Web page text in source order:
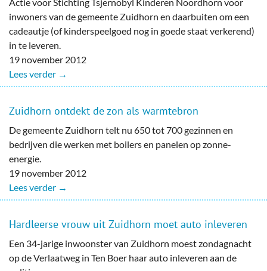
inwoners van de gemeente Zuidhorn en daarbuiten om een
cadeautje (of kinderspeelgoed nog in goede staat verkerend)
in te leveren.
19 november 2012
Lees verder →
Zuidhorn ontdekt de zon als warmtebron
De gemeente Zuidhorn telt nu 650 tot 700 gezinnen en
bedrijven die werken met boilers en panelen op zonne-
energie.
19 november 2012
Lees verder →
Hardleerse vrouw uit Zuidhorn moet auto inleveren
Een 34-jarige inwoonster van Zuidhorn moest zondagnacht
op de Verlaatweg in Ten Boer haar auto inleveren aan de